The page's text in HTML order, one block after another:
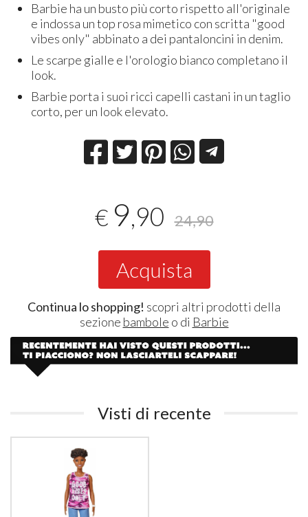
Barbie ha un busto più corto rispetto all'originale
e indossa un top rosa mimetico con scritta "good
vibes only" abbinato a dei pantaloncini in denim.
Le scarpe gialle e l'orologio bianco completano il
look.
Barbie porta i suoi ricci capelli castani in un taglio
corto, per un look elevato.
€ 9,90 24,90
Acquista
Continua lo shopping! scopri altri prodotti della
sezione bambole o di Barbie
Visti di recente